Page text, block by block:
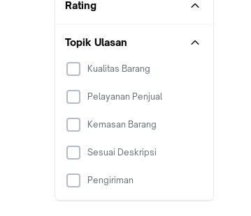
Rating
Topik Ulasan
Kualitas Barang
Pelayanan Penjual
Kemasan Barang
Sesuai Deskripsi
Pengiriman